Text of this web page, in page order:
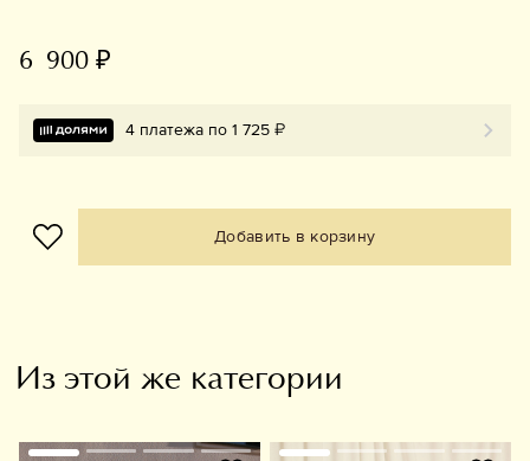
6 900 ₽
4 платежа по 1 725 ₽
Добавить в корзину
Из этой же категории